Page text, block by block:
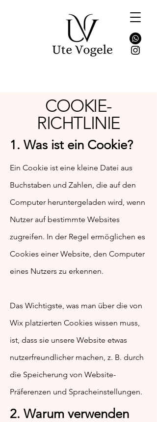
COOKIE-
RICHTLINIE
1. Was ist ein Cookie?
Ein Cookie ist eine kleine Datei aus
Buchstaben und Zahlen, die auf den
Computer heruntergeladen wird, wenn
Nutzer auf bestimmte Websites
zugreifen. In der Regel ermöglichen es
Cookies einer Website, den Computer
eines Nutzers zu erkennen.
Das Wichtigste, was man über die von
Wix platzierten Cookies wissen muss,
ist, dass sie unsere Website etwas
nutzerfreundlicher machen, z. B. durch
die Speicherung von Website-
Präferenzen und Spracheinstellungen.
2. Warum verwenden